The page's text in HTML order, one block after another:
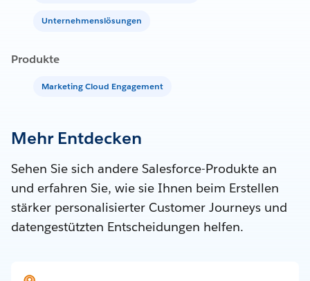
Unternehmenslösungen
Produkte
Marketing Cloud Engagement
Mehr Entdecken
Sehen Sie sich andere Salesforce-Produkte an
und erfahren Sie, wie sie Ihnen beim Erstellen
stärker personalisierter Customer Journeys und
datengestützten Entscheidungen helfen.